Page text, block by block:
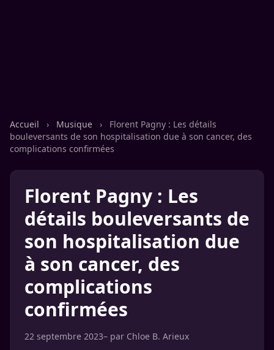
Accueil › Musique ›
Florent Pagny : Les détails
bouleversants de son hospitalisation due à son cancer, des
complications confirmées
Florent Pagny : Les
détails bouleversants de
son hospitalisation due
à son cancer, des
complications
confirmées
22 septembre 2023– par Chloe B. Arieux